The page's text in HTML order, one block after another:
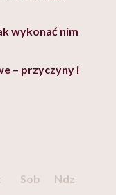
wykonać nim
– przyczyny i
Sob
Ndz